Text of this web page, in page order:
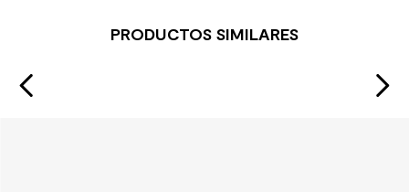
PRODUCTOS SIMILARES